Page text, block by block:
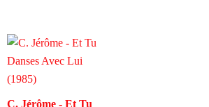
C. Jérôme - Et Tu